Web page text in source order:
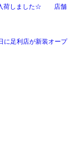
入荷しました☆ 店舗
足利店が新装オープ